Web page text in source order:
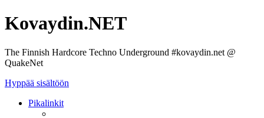
Kovaydin.NET
The Finnish Hardcore Techno Underground #kovaydin.net @
QuakeNet
Hyppää sisältöön
Pikalinkit